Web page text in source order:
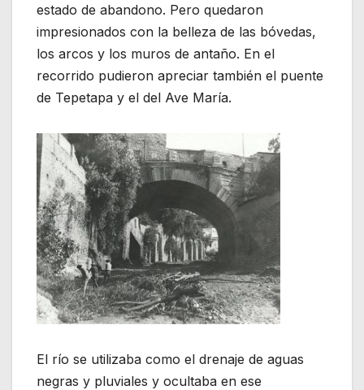
estado de abandono. Pero quedaron
impresionados con la belleza de las bóvedas,
los arcos y los muros de antaño. En el
recorrido pudieron apreciar también el puente
de Tepetapa y el del Ave María.
El río se utilizaba como el drenaje de aguas
negras y pluviales y ocultaba en ese